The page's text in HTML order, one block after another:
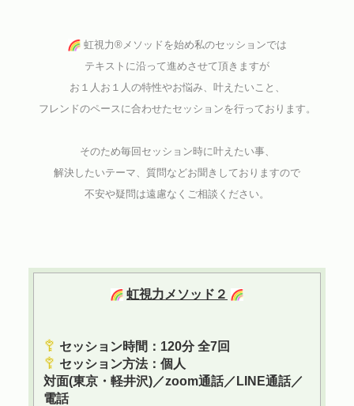
虹視力®︎メソッドを始め私のセッションでは
テキストに沿って進めさせて頂きますが
お１人お１人の特性やお悩み、叶えたいこと、
フレンドのペースに合わせた セッションを行っております。
そのため毎回セッション時に叶えたい事、
解決したいテーマ、質問などお聞きしておりますので
不安や疑問は遠慮なくご相談ください。
虹視力メソッド２
セッション時間： 120分 全7回
セッション方法：個人
対面(東京・軽井沢)／zoom通話／LINE通話／
電話